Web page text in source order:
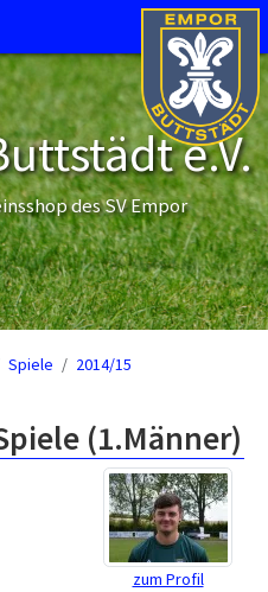
e.V.
des SV Empor
Spiele
2014/15
(1.Männer)
zum Profil